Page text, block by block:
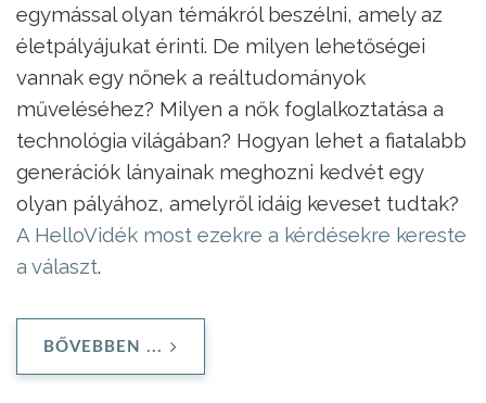
egymással olyan témákról beszélni, amely az
életpályájukat érinti. De milyen lehetőségei
vannak egy nőnek a reáltudományok
műveléséhez? Milyen a nők foglalkoztatása a
technológia világában? Hogyan lehet a fiatalabb
generációk lányainak meghozni kedvét egy
olyan pályához, amelyről idáig keveset tudtak?
A HelloVidék most ezekre a kérdésekre kereste
a választ.
BŐVEBBEN ...